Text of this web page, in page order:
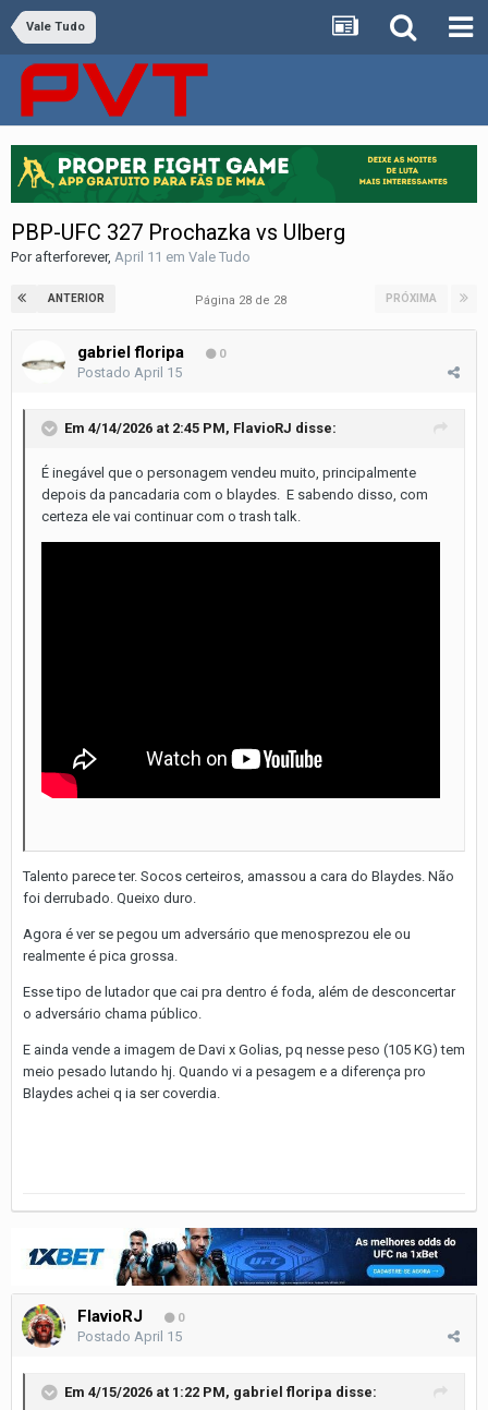
Vale Tudo
PBP-UFC 327 Prochazka vs Ulberg
Por afterforever, April 11 em Vale Tudo
ANTERIOR PRÓXIMA
Página 28 de 28
gabriel floripa 0
Postado April 15
Em 4/14/2026 at 2:45 PM, FlavioRJ disse:
É inegável que o personagem vendeu muito, principalmente
depois da pancadaria com o blaydes. E sabendo disso, com
certeza ele vai continuar com o trash talk.
Talento parece ter. Socos certeiros, amassou a cara do Blaydes. Não
foi derrubado. Queixo duro.
Agora é ver se pegou um adversário que menosprezou ele ou
realmente é pica grossa.
Esse tipo de lutador que cai pra dentro é foda, além de desconcertar
o adversário chama público.
E ainda vende a imagem de Davi x Golias, pq nesse peso (105 KG) tem
meio pesado lutando hj. Quando vi a pesagem e a diferença pro
Blaydes achei q ia ser coverdia.
FlavioRJ 0
Postado April 15
Em 4/15/2026 at 1:22 PM, gabriel floripa disse: